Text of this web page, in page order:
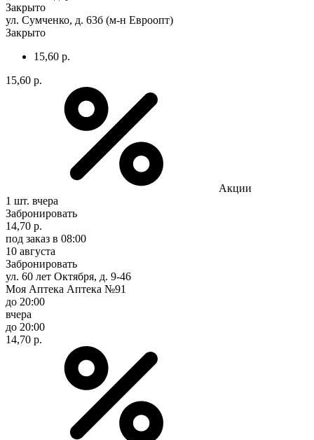
Закрыто
ул. Сумченко, д. 63б (м-н Евроопт)
Закрыто
15,60 р.
15,60 р.
Акции
1 шт. вчера
Забронировать
14,70 р.
под заказ в 08:00
10 августа
Забронировать
ул. 60 лет Октября, д. 9-46
Моя Аптека Аптека №91
до 20:00
вчера
до 20:00
14,70 р.